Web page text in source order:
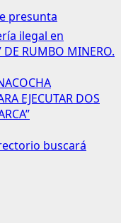
presunta
ilegal en
RUMBO MINERO.
EJECUTAR DOS
buscará